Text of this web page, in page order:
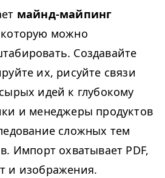
майнд-майпинг
можно
Создавайте
их, рисуйте связи
идей к глубокому
и менеджеры продуктов
сложных тем
Импорт охватывает PDF,
и изображения.